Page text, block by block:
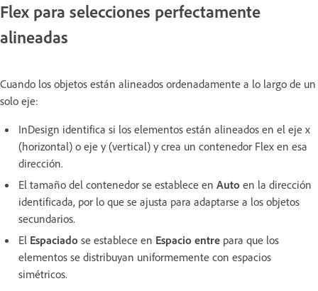
Flex para selecciones perfectamente
alineadas
Cuando los objetos están alineados ordenadamente a lo largo de un
solo eje:
InDesign identifica si los elementos están alineados en el eje x
(horizontal) o eje y (vertical) y crea un contenedor Flex en esa
dirección.
El tamaño del contenedor se establece en Auto en la dirección
identificada, por lo que se ajusta para adaptarse a los objetos
secundarios.
El Espaciado se establece en Espacio entre para que los
elementos se distribuyan uniformemente con espacios
simétricos.